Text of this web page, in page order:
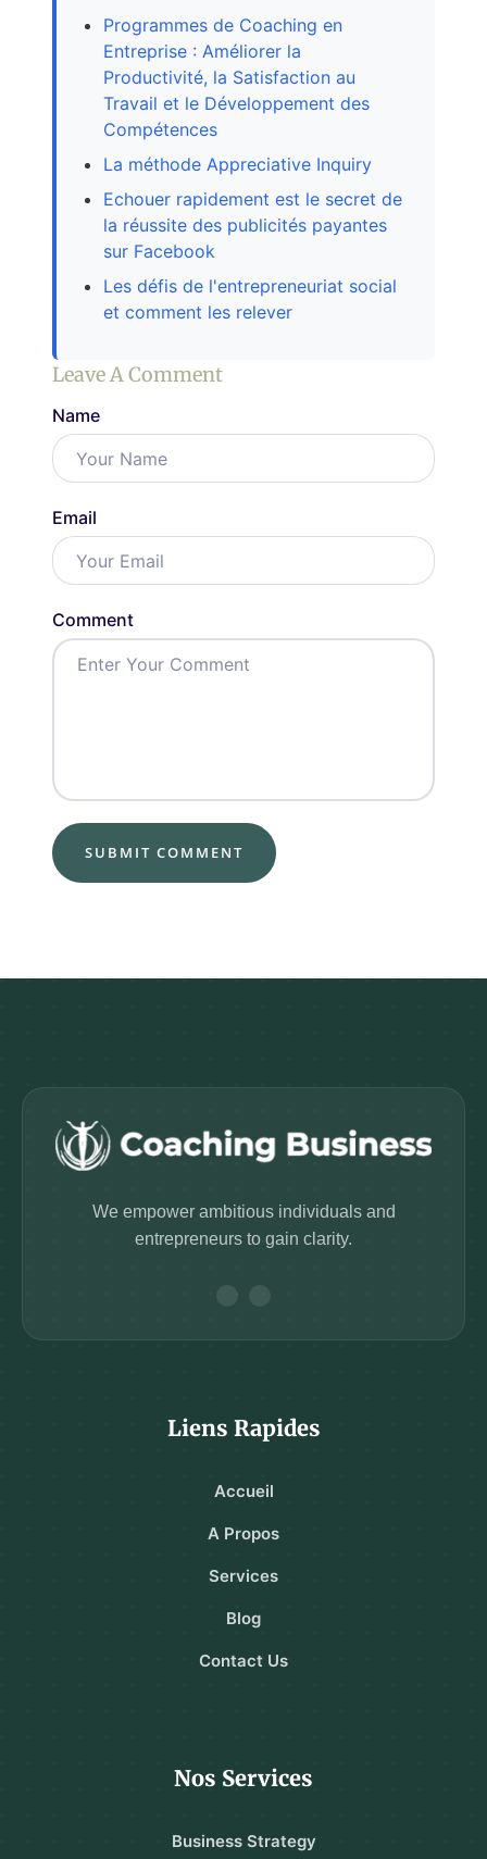
Programmes de Coaching en
Entreprise : Améliorer la
Productivité, la Satisfaction au
Travail et le Développement des
Compétences
La méthode Appreciative Inquiry
Echouer rapidement est le secret de
la réussite des publicités payantes
sur Facebook
Les défis de l'entrepreneuriat social
et comment les relever
Leave A Comment
Name
Email
Comment
We empower ambitious individuals and
entrepreneurs to gain clarity.
Liens Rapides
Accueil
A Propos
Services
Blog
Contact Us
Nos Services
Business Strategy